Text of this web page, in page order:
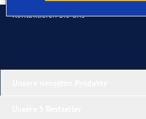
Kontaktieren Sie uns